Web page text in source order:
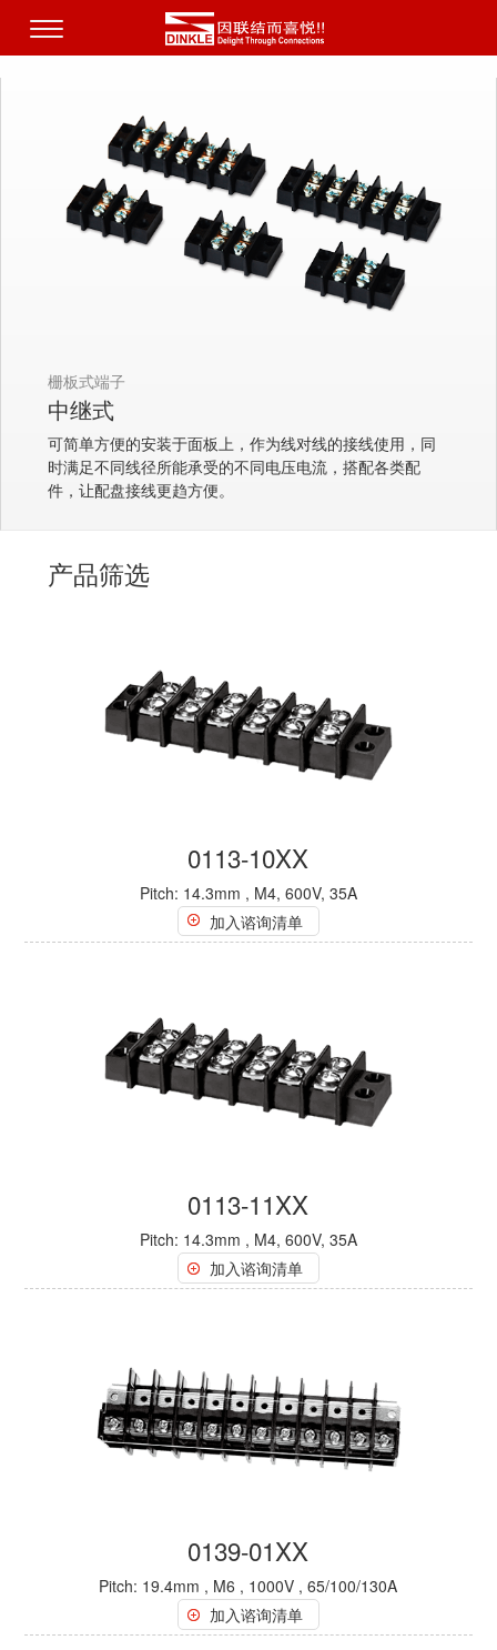
栅板式端子
中继式
可简单方便的安装于面板上，作为线对线的接线使用，同
时满足不同线径所能承受的不同电压电流，搭配各类配
件，让配盘接线更趋方便。
产品筛选
0113-10XX
Pitch: 14.3mm , M4, 600V, 35A
加入谘询清单
0113-11XX
Pitch: 14.3mm , M4, 600V, 35A
加入谘询清单
0139-01XX
Pitch: 19.4mm , M6 , 1000V , 65/100/130A
加入谘询清单